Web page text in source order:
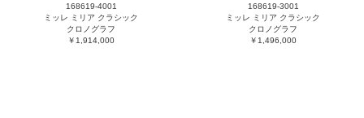
168619-4001
ミッレ ミリア クラシック
クロノグラフ
￥1,914,000
168619-3001
ミッレ ミリア クラシック
クロノグラフ
￥1,496,000